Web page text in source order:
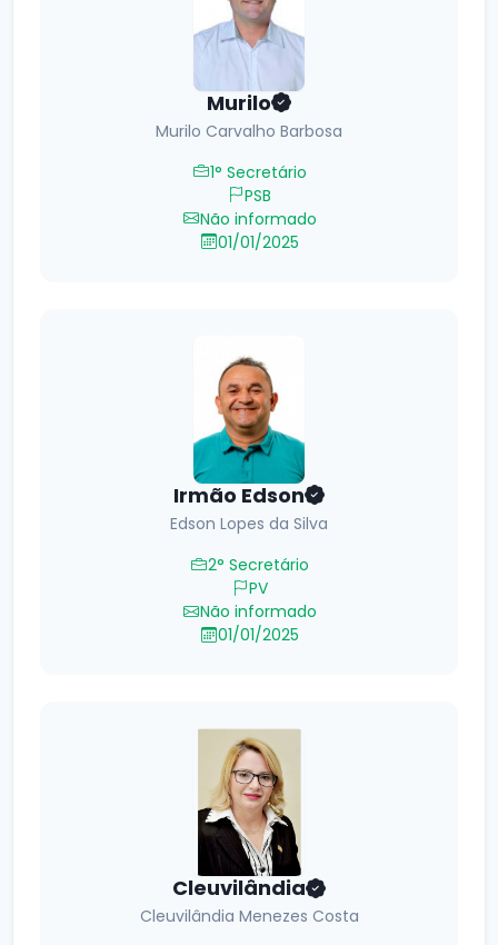
Murilo
Murilo Carvalho Barbosa
1° Secretário
PSB
Não informado
01/01/2025
Irmão Edson
Edson Lopes da Silva
2° Secretário
PV
Não informado
01/01/2025
Cleuvilândia
Cleuvilândia Menezes Costa